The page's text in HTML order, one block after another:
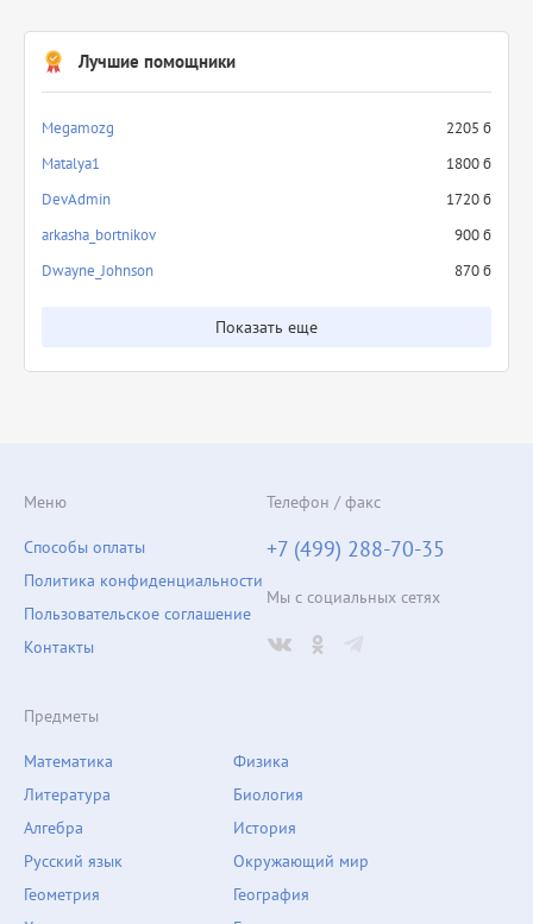
Лучшие помощники
Megamozg
2205 б
Matalya1
1800 б
DevAdmin
1720 б
arkasha_bortnikov
900 б
Dwayne_Johnson
870 б
Показать еще
Предметы
Математика
Литература
Алгебра
Русский язык
Геометрия
Физика
Биология
История
Окружающий мир
География
Меню
Способы оплаты
Политика конфиденциальности
Пользовательское соглашение
Контакты
Телефон / факс
+7 (499) 288-70-35
Мы с социальных сетях